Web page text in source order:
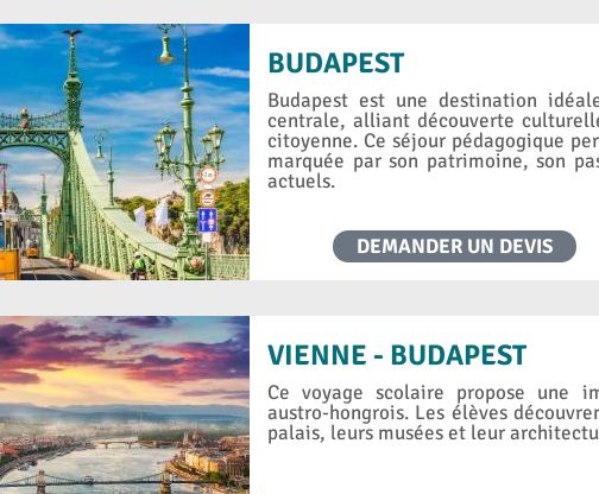
BUDAPEST
Budapest est une destination
centrale, alliant découverte
citoyenne. Ce séjour pédagogique
marquée par son patrimoine, son
actuels.
DEMANDER UN DEVIS
VIENNE - BUDAPEST
Ce voyage scolaire propose une
austro-hongrois. Les élèves
palais, leurs musées et leur